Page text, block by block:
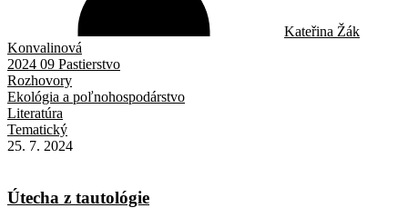
Kateřina Žák
Konvalinová
2024 09 Pastierstvo
Rozhovory
Ekológia a poľnohospodárstvo
Literatúra
Tematický
25. 7. 2024
Útecha z tautológie